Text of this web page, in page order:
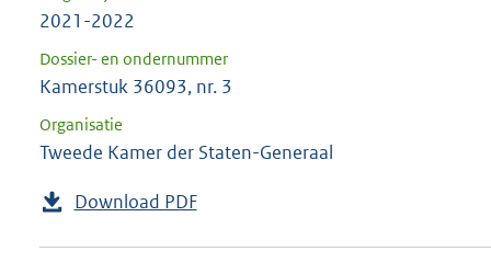
2021-2022
Dossier- en ondernummer
Kamerstuk 36093, nr. 3
Organisatie
Tweede Kamer der Staten-Generaal
Download PDF